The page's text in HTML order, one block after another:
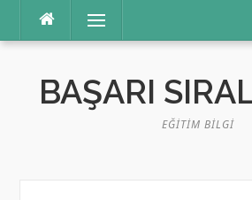
Menü
BAŞARI
EĞITIM BILGI